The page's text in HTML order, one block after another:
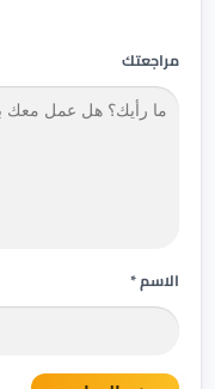
ج
دً
و
ل
ف
مراجعتك
الاسم *